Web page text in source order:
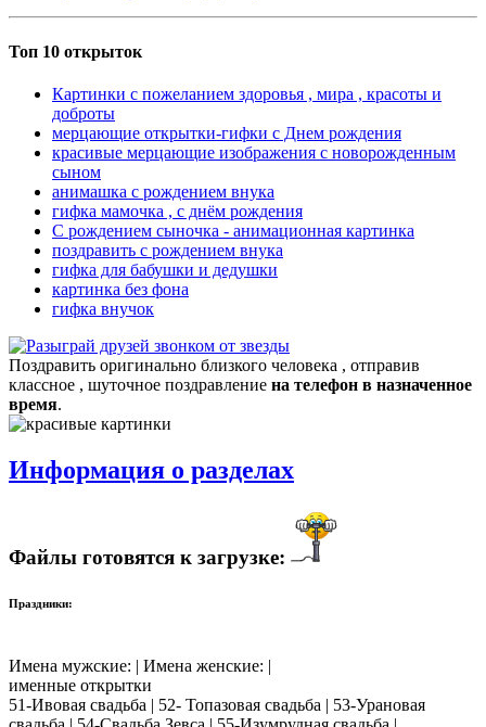
Топ 10 открыток
Картинки с пожеланием здоровья , мира , красоты и
доброты
мерцающие открытки-гифки с Днем рождения
красивые мерцающие изображения с новорожденным
сыном
анимашка с рождением внука
гифка мамочка , с днём рождения
С рождением сыночка - анимационная картинка
поздравить с рождением внука
гифка для бабушки и дедушки
картинка без фона
гифка внучок
Поздравить оригинально близкого человека , отправив
классное , шуточное поздравление на телефон в назначенное
время.
Информация о разделах
Файлы готовятся к загрузке:
Праздники:
Имена мужские: | Имена женские: |
именные открытки
51-Ивовая свадьба | 52- Топазовая свадьба | 53-Урановая